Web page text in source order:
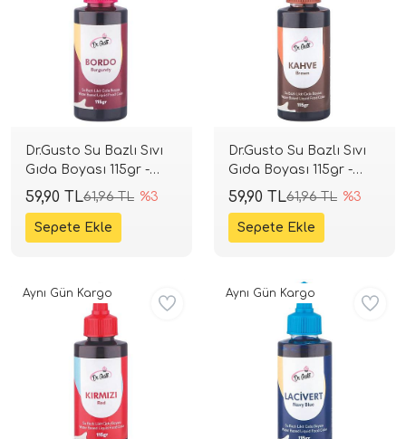
Dr.Gusto Su Bazlı Sıvı
Gıda Boyası 115gr -
Bordo
61,96 TL %3
59,90 TL
Dr.Gusto Su Bazlı Sıvı
Gıda Boyası 115gr -
Kahverengi
61,96 TL %3
59,90 TL
Aynı Gün Kargo Aynı Gün Kargo